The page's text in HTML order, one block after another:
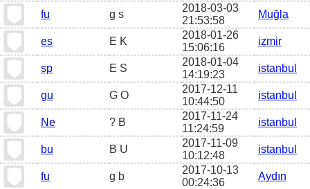
fu g s
2018-03-03
21:53:58
Muğla
es E K
2018-01-26
15:06:16
izmir
sp E S
2018-01-04
14:19:23
istanbul
gu G O
2017-12-11
10:44:50
istanbul
Ne ? B
2017-11-24
11:24:59
istanbul
bu B U
2017-11-09
10:12:48
istanbul
fu g b
2017-10-13
00:24:36
Aydın